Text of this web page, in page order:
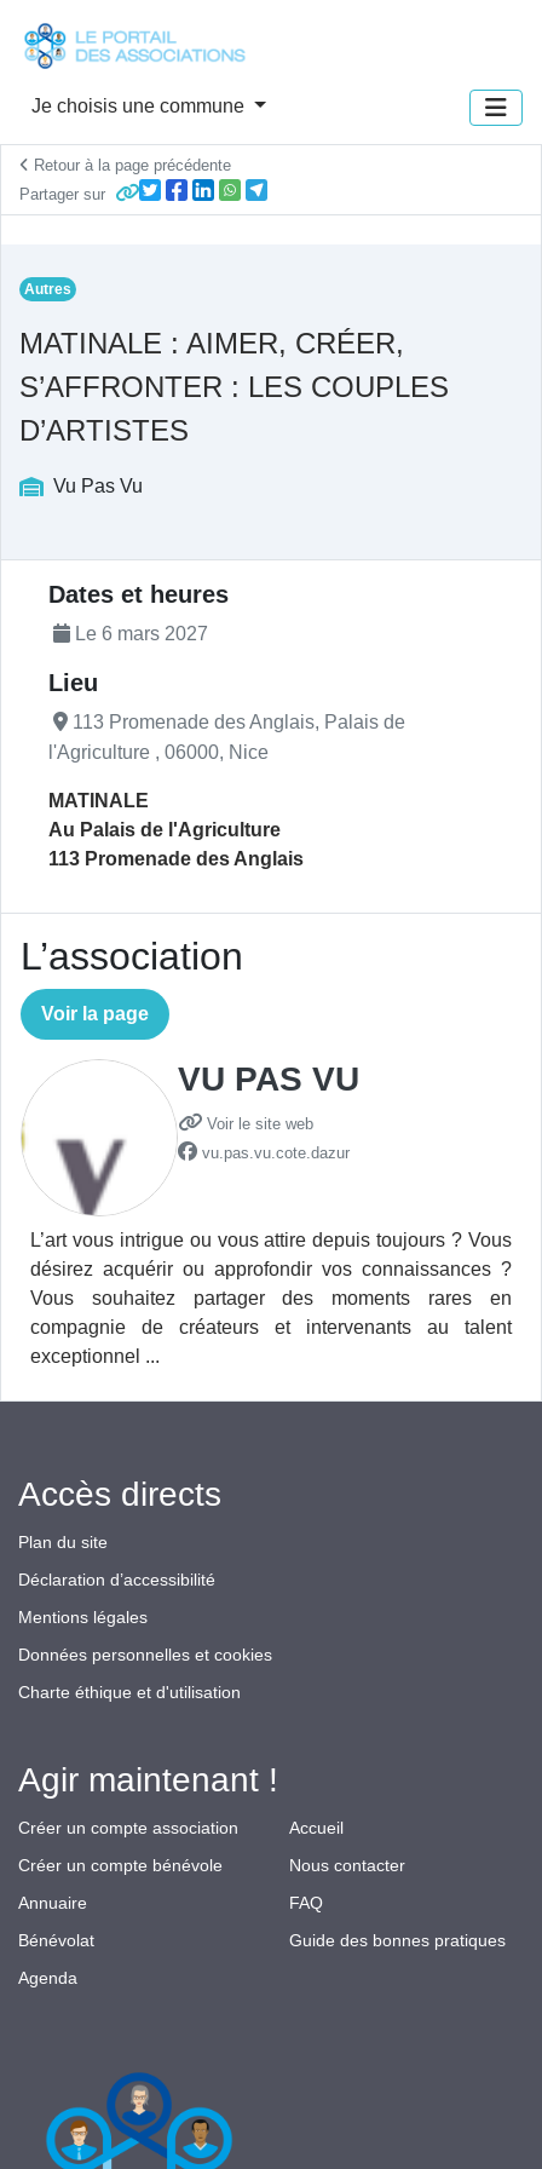
Je choisis une commune
Retour à la page précédente
Partager sur
Autres
MATINALE : AIMER, CRÉER,
S’AFFRONTER : LES COUPLES
D’ARTISTES
Vu Pas Vu
Description de l'actualité
MATINALE
Au Palais de l'Agriculture
113 Promenade des Anglais
Dates et heures
Le 6 mars 2027
Lieu
113 Promenade des Anglais, Palais de
l'Agriculture , 06000, Nice
L’association
Voir la page
VU PAS VU
Voir le site web
vu.pas.vu.cote.dazur
L’art vous intrigue ou vous attire depuis toujours ? Vous
désirez acquérir ou approfondir vos connaissances ?
Vous souhaitez partager des moments rares en
compagnie de créateurs et intervenants au talent
exceptionnel ...
Accès directs
Plan du site
Déclaration d’accessibilité
Mentions légales
Données personnelles et cookies
Charte éthique et d'utilisation
Agir maintenant !
Créer un compte association
Créer un compte bénévole
Annuaire
Bénévolat
Agenda
Accueil
Nous contacter
FAQ
Guide des bonnes pratiques